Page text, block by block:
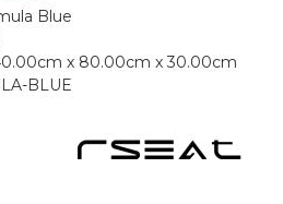
Blue
x 80.00cm x 30.00cm
BLUE